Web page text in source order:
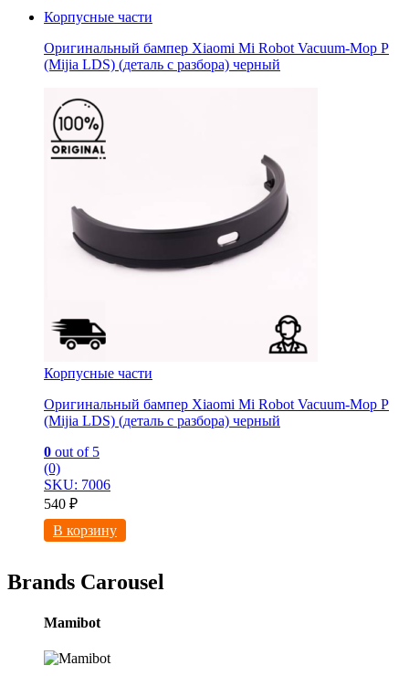
Корпусные части
Оригинальный бампер Xiaomi Mi Robot Vacuum-Mop P
(Mijia LDS) (деталь с разбора) черный
Корпусные части
Оригинальный бампер Xiaomi Mi Robot Vacuum-Mop P
(Mijia LDS) (деталь с разбора) черный
0 out of 5
(0)
SKU: 7006
540 ₽
В корзину
Brands Carousel
Mamibot